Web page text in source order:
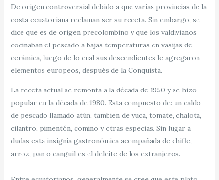
De origen controversial debido a que varias provincias de la
costa ecuatoriana reclaman ser su receta. Sin embargo, se
dice que es de origen precolombino y que los valdivianos
cocinaban el pescado a bajas temperaturas en vasijas de
cerámica, luego de lo cual sus descendientes le agregaron
elementos europeos, después de la Conquista.
La receta actual se remonta a la década de 1950 y se hizo
popular en la década de 1980. Esta compuesto de: un caldo
de pescado llamado atún, tambien de yuca, tomate, chalota,
cilantro, pimentón, comino y otras especias. Sin lugar a
dudas esta insignia gastronómica acompañada de chifle,
arroz, pan o canguil es el deleite de los extranjeros.